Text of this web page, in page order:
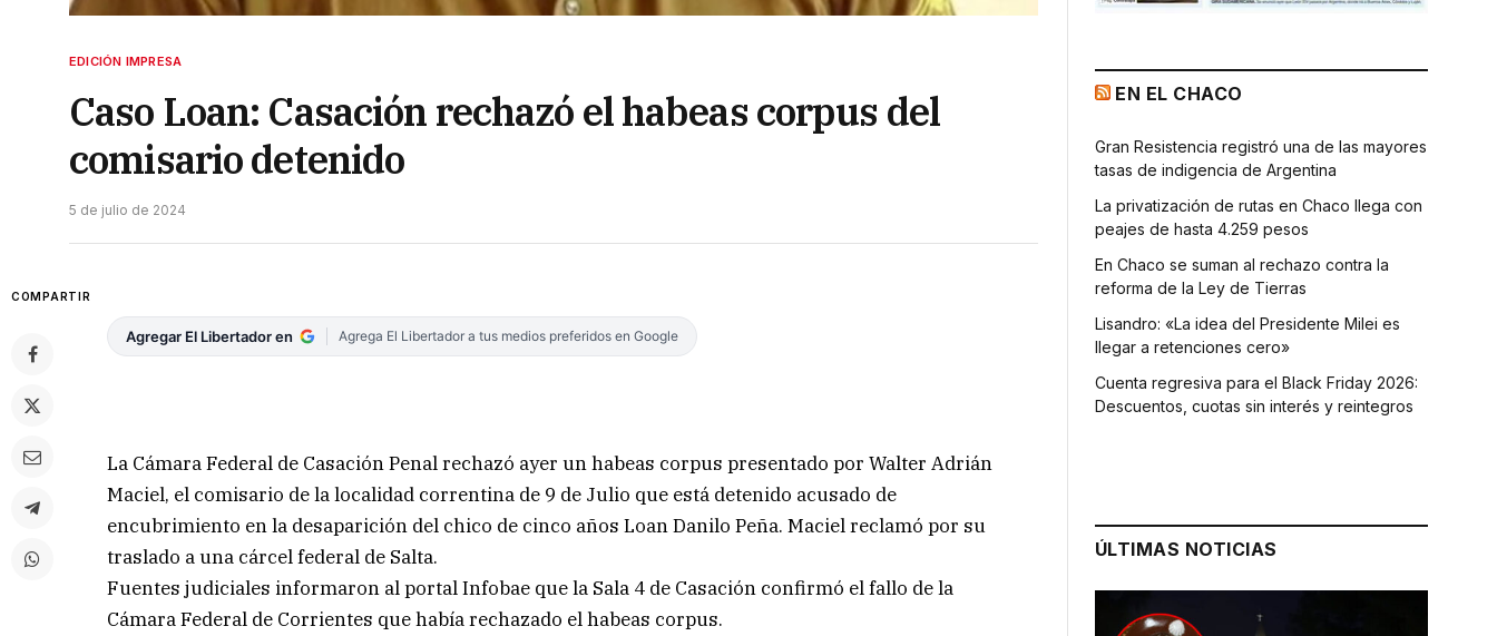
EDICIÓN IMPRESA
Caso Loan: Casación rechazó el habeas corpus del
comisario detenido
5 de julio de 2024
COMPARTIR
Agregar El Libertador en Agrega El Libertador a tus medios preferidos en Google
La Cámara Federal de Casación Penal rechazó ayer un habeas corpus presentado por Walter Adrián
Maciel, el comisario de la localidad correntina de 9 de Julio que está detenido acusado de
encubrimiento en la desaparición del chico de cinco años Loan Danilo Peña. Maciel reclamó por su
traslado a una cárcel federal de Salta.
Fuentes judiciales informaron al portal Infobae que la Sala 4 de Casación confirmó el fallo de la
Cámara Federal de Corrientes que había rechazado el habeas corpus.
EN EL CHACO
Gran Resistencia registró una de las mayores
tasas de indigencia de Argentina
La privatización de rutas en Chaco llega con
peajes de hasta 4.259 pesos
En Chaco se suman al rechazo contra la
reforma de la Ley de Tierras
Lisandro: «La idea del Presidente Milei es
llegar a retenciones cero»
Cuenta regresiva para el Black Friday 2026:
Descuentos, cuotas sin interés y reintegros
ÚLTIMAS NOTICIAS